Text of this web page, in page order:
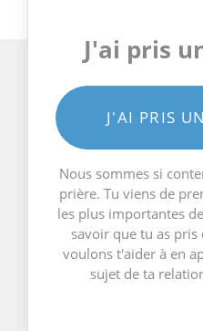
J'ai pris
J'AI PRIS
Nous sommes si
prière. Tu viens de
les plus importantes
savoir que tu as
voulons t'aider à en
sujet de ta